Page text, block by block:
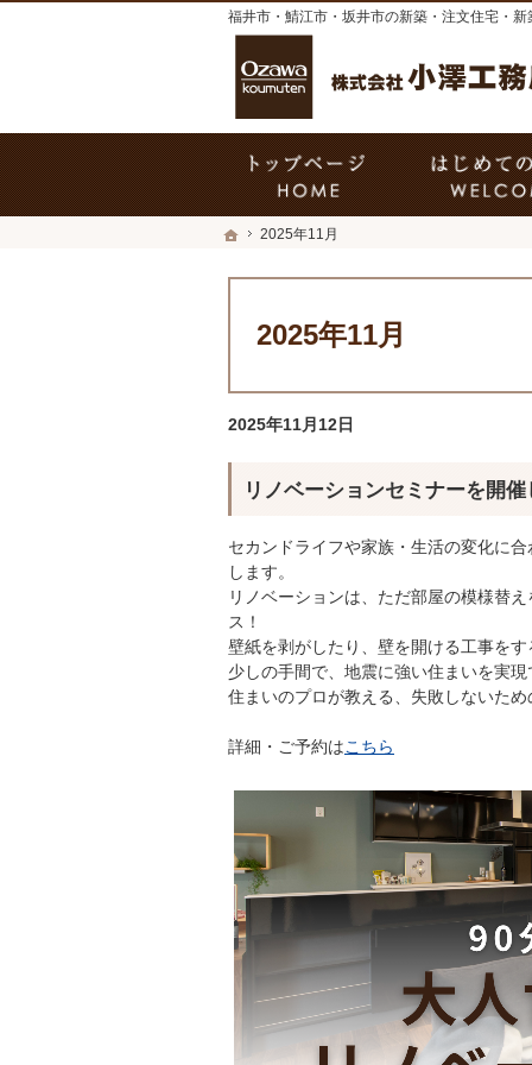
ホーム
2025年11月
2025年11月
福井市・鯖江市・坂井市の新築・注文住宅・
2025年11月12日
リノベーションセミナーを開催
セカンドライフや家族・生活の変化に
します。
リノベーションは、ただ部屋の模様替
ス！
壁紙を剥がしたり、壁を開ける工事を
少しの手間で、地震に強い住まいを実
住まいのプロが教える、失敗しないた
詳細・ご予約はこちら
ホーム